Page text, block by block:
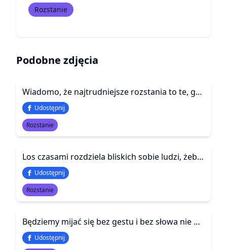
Rozstanie
Podobne zdjęcia
Wiadomo, że najtrudniejsze rozstania to te, gdzie jest miłość. A jeszcze trudniej, kiedy zdajesz sobie sprawę, że kogoś kochasz, ale nie potrafisz z nim żyć.
Udostępnij
Rozstanie
Los czasami rozdziela bliskich sobie ludzi, żeby uświadomić im, ile dla siebie znaczą…
Udostępnij
Rozstanie
Będziemy mijać się bez gestu i bez słowa nie pamiętając, że przez krótki czas kochaliśmy się na zawsze.
Udostępnij